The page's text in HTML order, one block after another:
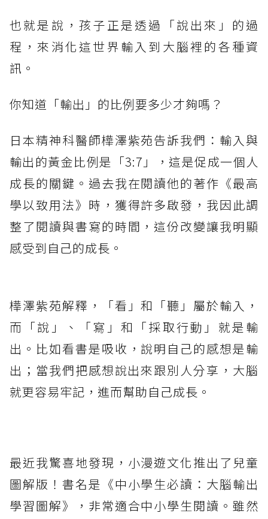
也就是說，孩子正是透過「說出來」的過
程，來消化這世界輸入到大腦裡的各種資
訊。
你知道「輸出」的比例要多少才夠嗎？
日本精神科醫師樺澤紫苑告訴我們：輸入與
輸出的黃金比例是「3:7」，這是促成一個人
成長的關鍵。過去我在閱讀他的著作《最高
學以致用法》時，獲得許多啟發，我因此調
整了閱讀與書寫的時間，這份改變讓我明顯
感受到自己的成長。
樺澤紫苑解釋，「看」和「聽」屬於輸入，
而「說」、「寫」和「採取行動」就是輸
出。比如看書是吸收，說明自己的感想是輸
出；當我們把感想說出來跟別人分享，大腦
就更容易牢記，進而幫助自己成長。
最近我驚喜地發現，小漫遊文化推出了兒童
圖解版！書名是《中小學生必讀：大腦輸出
學習圖解》，非常適合中小學生閱讀。雖然